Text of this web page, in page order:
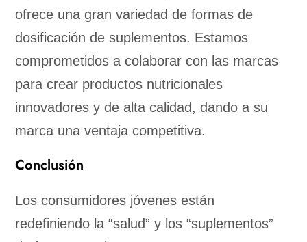
ofrece una gran variedad de formas de
dosificación de suplementos. Estamos
comprometidos a colaborar con las marcas
para crear productos nutricionales
innovadores y de alta calidad, dando a su
marca una ventaja competitiva.
Conclusión
Los consumidores jóvenes están
redefiniendo la “salud” y los “suplementos”